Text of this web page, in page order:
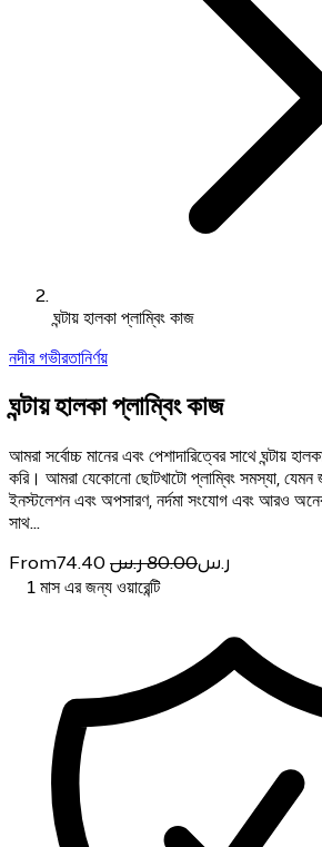
ঘন্টায় হালকা প্লাম্বিং কাজ
নদীর গভীরতানির্ণয়
ঘন্টায় হালকা প্লাম্বিং কাজ
আমরা সর্বোচ্চ মানের এবং পেশাদারিত্বের সাথে ঘন্টায়
করি। আমরা যেকোনো ছোটখাটো প্লাম্বিং সমস্যা,
ইনস্টলেশন এবং অপসারণ, নর্দমা সংযোগ এবং আরও
সাথ…
From74.40 ر.س80.00 ر.س
1 মাস এর জন্য ওয়ারেন্টি